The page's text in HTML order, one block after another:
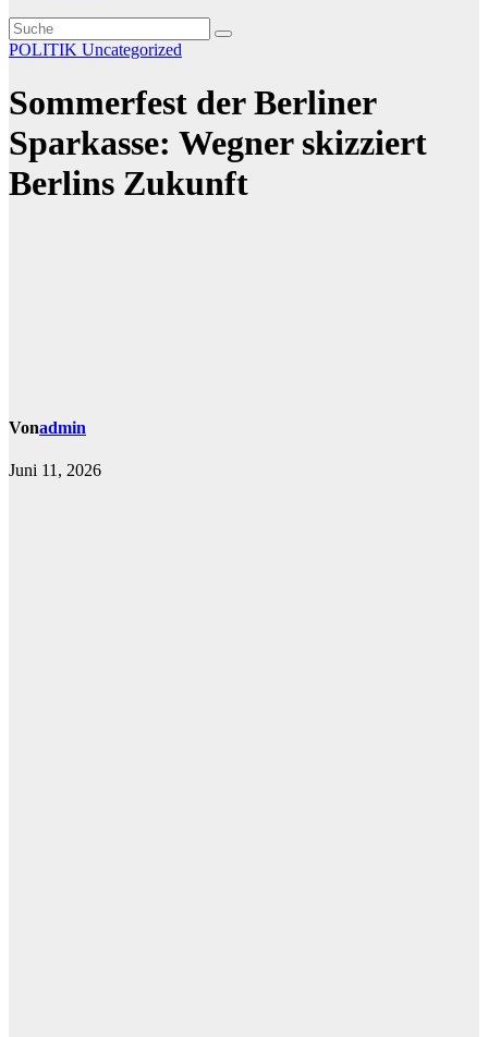
POLITIK Uncategorized
Sommerfest der Berliner
Sparkasse: Wegner skizziert
Berlins Zukunft
Vonadmin
Juni 11, 2026